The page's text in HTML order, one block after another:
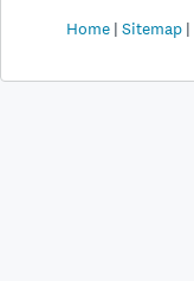
Home Sitemap